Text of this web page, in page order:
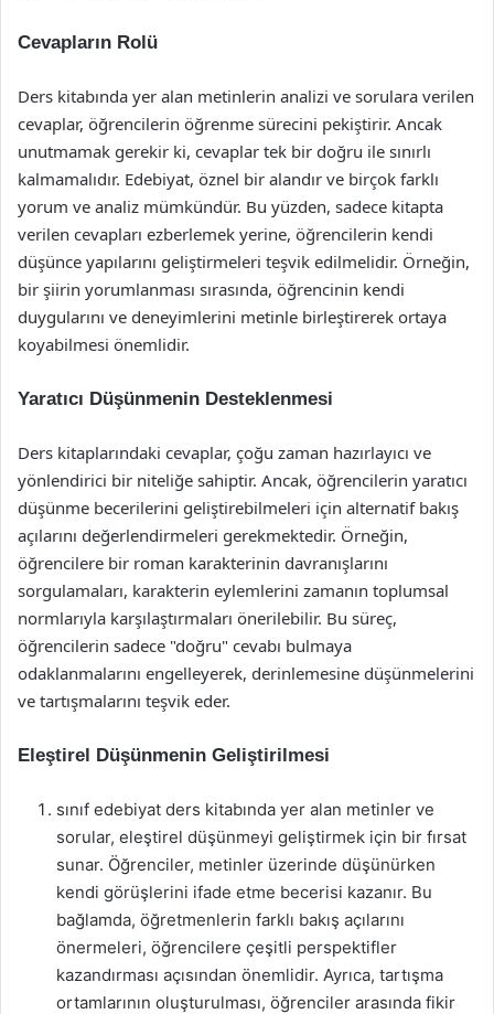
Cevapların Rolü
Ders kitabında yer alan metinlerin analizi ve sorulara verilen
cevaplar, öğrencilerin öğrenme sürecini pekiştirir. Ancak
unutmamak gerekir ki, cevaplar tek bir doğru ile sınırlı
kalmamalıdır. Edebiyat, öznel bir alandır ve birçok farklı
yorum ve analiz mümkündür. Bu yüzden, sadece kitapta
verilen cevapları ezberlemek yerine, öğrencilerin kendi
düşünce yapılarını geliştirmeleri teşvik edilmelidir. Örneğin,
bir şiirin yorumlanması sırasında, öğrencinin kendi
duygularını ve deneyimlerini metinle birleştirerek ortaya
koyabilmesi önemlidir.
Yaratıcı Düşünmenin Desteklenmesi
Ders kitaplarındaki cevaplar, çoğu zaman hazırlayıcı ve
yönlendirici bir niteliğe sahiptir. Ancak, öğrencilerin yaratıcı
düşünme becerilerini geliştirebilmeleri için alternatif bakış
açılarını değerlendirmeleri gerekmektedir. Örneğin,
öğrencilere bir roman karakterinin davranışlarını
sorgulamaları, karakterin eylemlerini zamanın toplumsal
normlarıyla karşılaştırmaları önerilebilir. Bu süreç,
öğrencilerin sadece "doğru" cevabı bulmaya
odaklanmalarını engelleyerek, derinlemesine düşünmelerini
ve tartışmalarını teşvik eder.
Eleştirel Düşünmenin Geliştirilmesi
sınıf edebiyat ders kitabında yer alan metinler ve
sorular, eleştirel düşünmeyi geliştirmek için bir fırsat
sunar. Öğrenciler, metinler üzerinde düşünürken
kendi görüşlerini ifade etme becerisi kazanır. Bu
bağlamda, öğretmenlerin farklı bakış açılarını
önermeleri, öğrencilere çeşitli perspektifler
kazandırması açısından önemlidir. Ayrıca, tartışma
ortamlarının oluşturulması, öğrenciler arasında fikir